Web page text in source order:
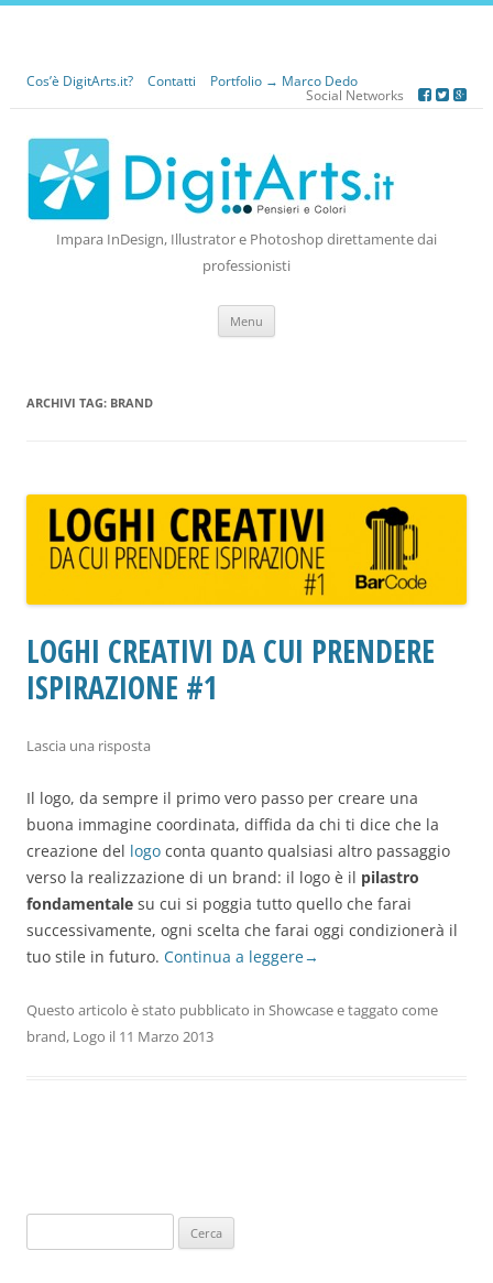
Cos’è DigitArts.it? Contatti
Portfolio → Marco Dedo
Social Networks
Impara InDesign, Illustrator e Photoshop direttamente dai
professionisti
Menu
ARCHIVI TAG: BRAND
LOGHI CREATIVI DA CUI PRENDERE
ISPIRAZIONE #1
Lascia una risposta
Il logo, da sempre il primo vero passo per creare una
buona immagine coordinata, diffida da chi ti dice che la
creazione del logo conta quanto qualsiasi altro passaggio
verso la realizzazione di un brand: il logo è il pilastro
fondamentale su cui si poggia tutto quello che farai
successivamente, ogni scelta che farai oggi condizionerà il
tuo stile in futuro. Continua a leggere→
Questo articolo è stato pubblicato in Showcasee taggato come
brand, Logo il 11 Marzo 2013
per: